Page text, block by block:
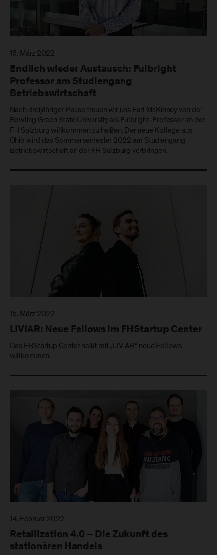
15. März 2022
Endlich wieder Austausch: Fulbright
Professor am Studiengang
Betriebswirtschaft
Nach dreijähriger Pause freuen wir uns Earl McKinney von der
Bowling Green State University als Fulbright-Professor an der
FH Salzburg willkommen zu heißen. Der neue Kollege aus
Ohio wird das Sommersemester 2022 am Studiengang
Betriebswirtschaft an der FH Salzburg verbringen.
15. März 2022
LIVIAR: Neue Fellows im FHStartup Center
Das FHStartup Center heißt mit „LIVIAR“ neue Fellows
willkommen.
14. Februar 2022
Retailization 4.0 – Die Zukunft des
stationären Handels